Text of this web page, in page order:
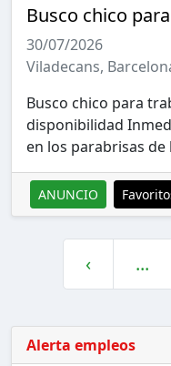
Busco chico
30/07/2026
Viladecans,
Busco chico para
disponibilidad
en los parabrisas
ANUNCIO
‹ ...
Alerta empleos